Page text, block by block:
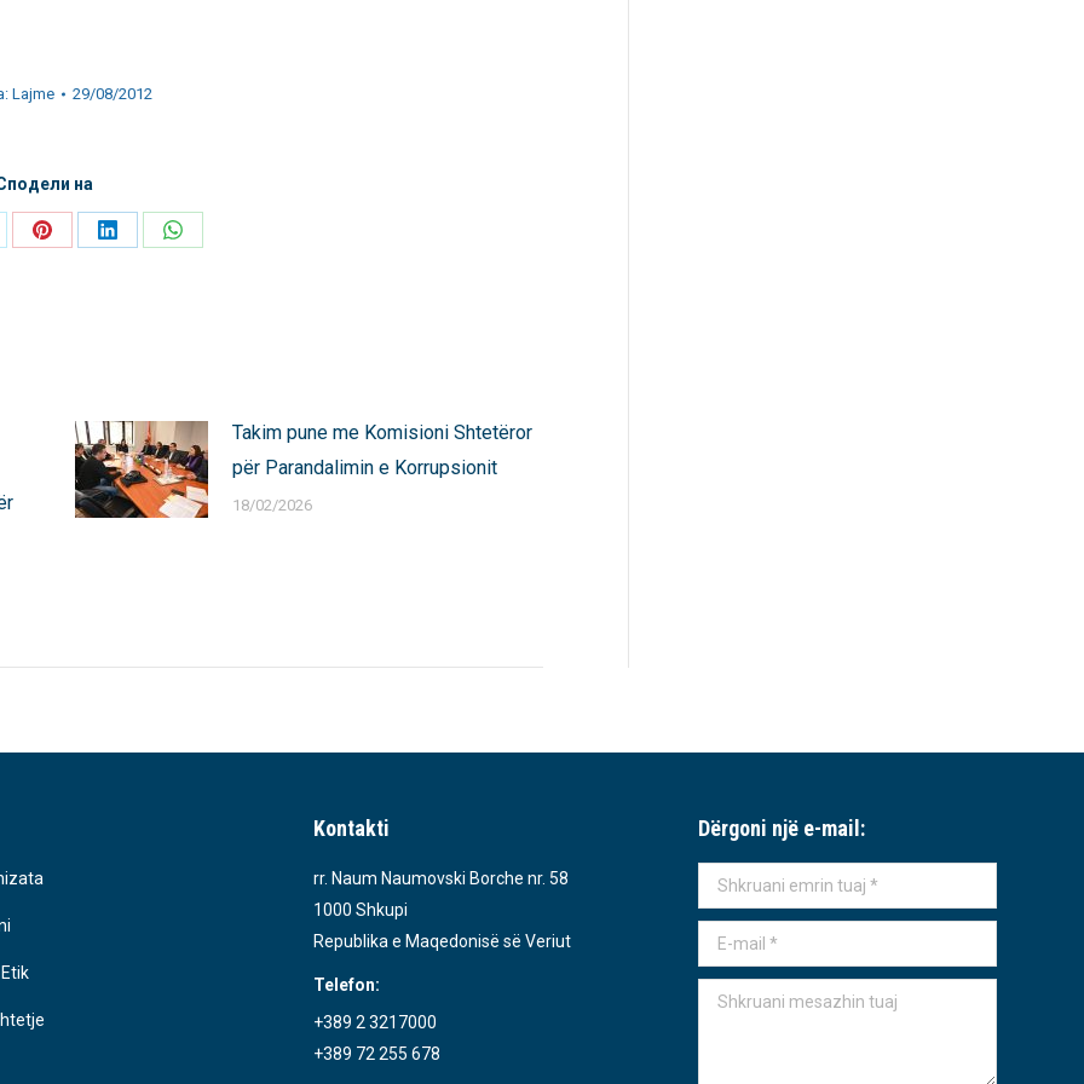
Lajme 29/08/2012
на
Share
Share
Share
Takim pune me Komisioni Shtetëror
për Parandalimin e Korrupsionit
18/02/2026
Kontakti
rr. Naum Naumovski Borche nr. 58
1000 Shkupi
Republika e Maqedonisë së Veriut
Telefon:
+389 2 3217000
+389 72 255 678
Dërgoni një e-mail:
Shkruani emrin tuaj *
E-mail *
Shkruani mesazhin tuaj